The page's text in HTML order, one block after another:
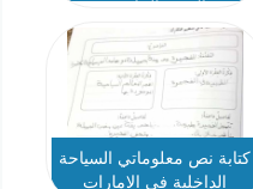
كتابة نص معلوماتي السياحة
الداخلية في الامارات